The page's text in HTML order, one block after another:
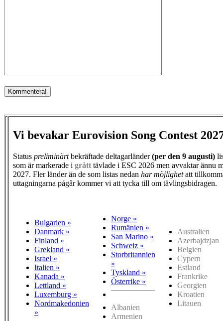
Vi bevakar Eurovision Song Contest
Status preliminärtbekräftade deltagarländer(per den 9 augusti)
som är markerade i grått tävlade i ESC 2026 men avvaktar ännu
2027. Fler länder än de som listas nedan har möjlighetatt
uttagningarna pågår kommer vi att tycka till om tävlingsbidragen.
Bulgarien »
Danmark »
Finland »
Grekland »
Israel »
Italien »
Kanada »
Lettland »
Luxemburg »
Nordmakedonien
»
Norge »
Rumänien »
San Marino »
Schweiz »
Storbritannien
»
Tyskland »
Österrike »
Albanien
Armenien
Australien
Azerbajdzjan
Belgien
Cypern
Estland
Frankrike
Georgien
Kroatien
Litauen